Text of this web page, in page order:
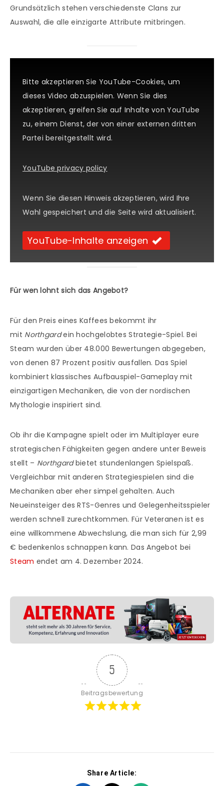
Grundsätzlich stehen verschiedenste Clans zur
Auswahl, die alle einzigarte Attribute mitbringen.
Bitte akzeptieren Sie YouTube-Cookies, um
dieses Video abzuspielen. Wenn Sie dies
akzeptieren, greifen Sie auf Inhalte von YouTube
zu, einem Dienst, der von einer externen dritten
Partei bereitgestellt wird.
YouTube privacy policy
Wenn Sie diesen Hinweis akzeptieren, wird Ihre
Wahl gespeichert und die Seite wird aktualisiert.
YouTube-Inhalte anzeigen
Für wen lohnt sich das Angebot?
Für den Preis eines Kaffees bekommt ihr
mit Northgardein hochgelobtes Strategie-Spiel. Bei
Steam wurden über 48.000 Bewertungen abgegeben,
von denen 87 Prozent positiv ausfallen. Das Spiel
kombiniert klassisches Aufbauspiel-Gameplay mit
einzigartigen Mechaniken, die von der nordischen
Mythologie inspiriert sind.
Ob ihr die Kampagne spielt oder im Multiplayer eure
strategischen Fähigkeiten gegen andere unter Beweis
stellt – Northgardbietet stundenlangen Spielspaß.
Vergleichbar mit anderen Strategiespielen sind die
Mechaniken aber eher simpel gehalten. Auch
Neueinsteiger des RTS-Genres und Gelegenheitsspieler
werden schnell zurechtkommen. Für Veteranen ist es
eine willkommene Abwechslung, die man sich für 2,99
€ bedenkenlos schnappen kann. Das Angebot bei
Steam endet am 4. Dezember 2024.
5
Beitragsbewertung
Share Article: